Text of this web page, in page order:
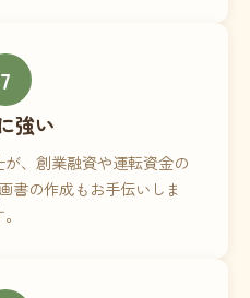
7
強い
、創業融資や運転資金の
書の作成もお手伝いしま